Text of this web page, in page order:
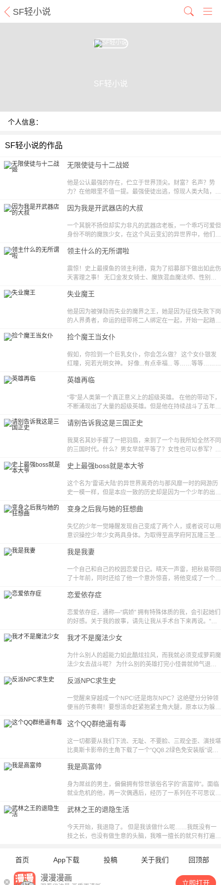
SF轻小说
SF轻小说
个人信息：
SF轻小说的作品
无限使徒与十二战姬
他是公认最强的存在，伫立于世界顶尖。财富？名声？势
力？在他眼里不值一提。最强使徒出逃，惊现人类大陆，原
是一个关于史上最强单身狗找老婆的故事。
因为我是开武器店的大叔
一个其貌不扬但却实力非凡的武器店老板，一个乖巧可爱但
身份不明的魔族少女，在这个风云变幻的异世界中，他们又
领主什么的无所谓啦
震惊！史上最摸鱼的领主利德，竟为了招募部下做出如此伤
天害理之事！ 无口金发女骑士、魔族混血魔法师、性别不
失业魔王
他是因为被弹劾而失业的魔界之王，她是因为征伐失败下岗
的人界勇者，命运的纽带将二人绑定在一起，开始一起踏上
王》
捡个魔王当女仆
假如，你捡到一个巨乳女仆，你会怎么做？ 这个女仆银发
红瞳，宛若光明女神。 好像...有点幸福... 等……等等……我
大人，请穿好衣服，我这就送您回家。改编自同门轻小说
英雄再临
“零”是人类第一个真正意义上的超级英雄。 在他的带动下，
不断涌现出了大量的超级英雄。但是他在持续战斗了五年之
请别告诉我这是三国正史
我莫名其妙手握了一把羽扇，来到了一个与我所知全然不同
的三国时代。什么？男女早就平等了？女性也可以参军？你
与正史截然不同的有趣故事！但或许这才是三国，这才是三
史上最强boss就是本大爷
这个名为’雷诺大陆‘的异世界离奇的与那风靡一时的网游历
史一模一样，但是本应一致的历史却是因为一个少年的出现
模糊不清，少年只知道为了守护重要之人，他必须战斗下
变身之后我与她的狂想曲
失忆的少年一觉睡醒发现自己变成了两个人，或者说可以用
意识操控少年少女两具身体。为取得至高学府阿瓦隆三圣器
直很倒霉……
我是我妻
一个自己和自己的校园恋爱日记。晴天一声雷，把秋易带回
了十年前，同时还给了他一个意外惊喜，将他变成了一个富
失，还成了自己的同学。奇幻的恋爱就此展开。
恋爱依存症
恋爱依存症，通称—“病娇” 拥有特殊体质的我，会引起她们
的好感。关于我的故事，请先让我从手术台下来再说。“不
在一起，一定哦！” 少女的话语，还回荡在我的耳边。
我才不是魔法少女
为什么别人的超能力如此酷炫拉风，而我就必须变成萝莉魔
法少女去战斗呢？ 为什么别的英雄打完小怪兽就帅气退
什么我越当超级英雄越穷啊！？这魔法少女，老子不当了！
反派NPC求生史
一觉醒来穿越成一个NPC!还是炮灰NPC？这绝壁分分钟领
便当的节奏啊！要想活命赶紧抱紧主角大腿，原本以为躲过
然是个反派BOSS?!嘤嘤嘤，我要回家！
这个QQ群绝逼有毒
这一切都要从我们下流、无耻、不要脸、三观全歪、演技堪
比奥斯卡影帝的主角下载了一个“QQ8.2绿色免安装版”说
哪怕仅仅玩躲猫猫这种游戏也是会死人的、
我是高富帅
身为屌丝的男主，偏偏拥有惊世骇俗名字的“高富帅”。面临
就业危机的他，再一次偶遇后，经历了一系列在不可思议的
点，向着人生巅峰不断蜕变吧。
武林之王的退隐生活
今天开始，我退隐了。 但是我该做什么呢……我既没有一
技之长，也没有做生意的头脑，我唯一擅长的就只有打遍天
首页 App下载 投稿 关于我们 回顶部
苏ICP备12028084号-11
漫漫漫画
立即打开